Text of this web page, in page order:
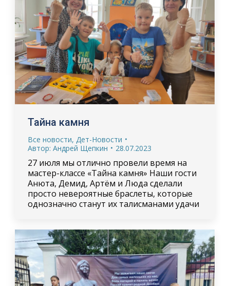
Тайна камня
Все новости, Дет-Новости
Автор: Андрей Щепкин 28.07.2023
27 июля мы отлично провели время на
мастер-классе «Тайна камня» Наши гости
Анюта, Демид, Артём и Люда сделали
просто невероятные браслеты, которые
однозначно станут их талисманами удачи